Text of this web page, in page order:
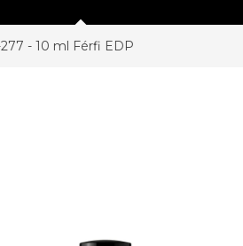
- 10 ml Férfi EDP